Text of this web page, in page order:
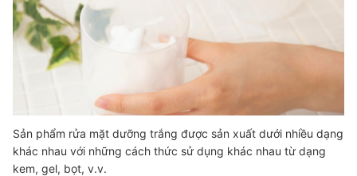
Sản phẩm rửa mặt dưỡng trắng được sản xuất dưới nhiều dạng
khác nhau với những cách thức sử dụng khác nhau từ dạng
kem, gel, bọt, v.v.